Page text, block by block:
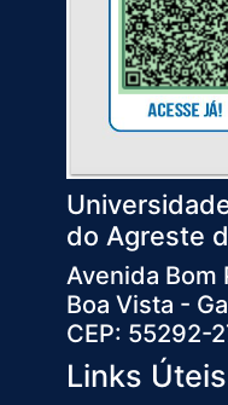
do Agreste
Avenida Bom
Boa Vista -
CEP: 55292-
Links Úteis